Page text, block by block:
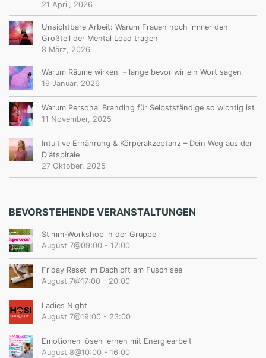
21 April, 2026
Unsichtbare Arbeit: Warum Frauen noch immer den
Großteil der Mental Load tragen
8 März, 2026
Warum Räume wirken – lange bevor wir ein Wort sagen
19 Januar, 2026
Warum Personal Branding für Selbstständige so wichtig ist
11 November, 2025
Intuitive Ernährung & Körperakzeptanz – Dein Weg aus der
Diätspirale
27 Oktober, 2025
BEVORSTEHENDE VERANSTALTUNGEN
Stimm-Workshop in der Gruppe
August 7@09:00 - 17:00
Friday Reset im Dachloft am Fuschlsee
August 7@17:00 - 20:00
Ladies Night
August 7@19:00 - 23:00
Emotionen lösen lernen mit Energiearbeit
August 8@10:00 - 16:00